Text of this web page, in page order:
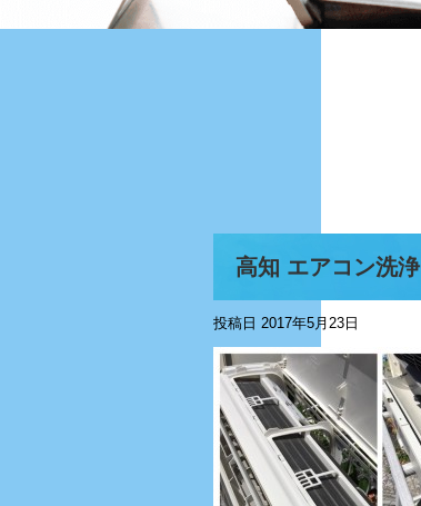
高知 エアコン洗浄
投稿日 2017年5月23日